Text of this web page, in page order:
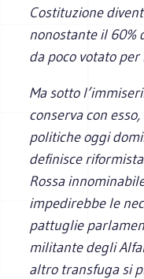
Costituzione
nonostante il 60%
da poco votato
Ma sotto
conserva con
politiche oggi
definisce
Rossa
impedirebbe le
pattuglie
militante degli
altro transfuga si